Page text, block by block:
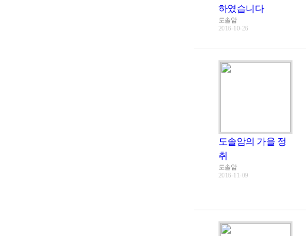
하였습니다
도솔암
2016-10-26
도솔암의 가을 정
취
도솔암
2016-11-09